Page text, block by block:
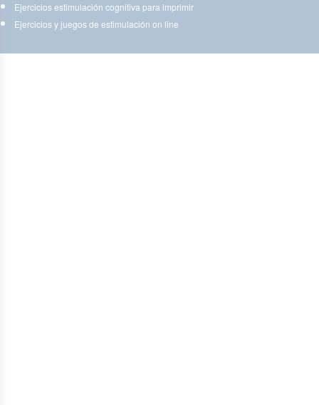
Ejercicios estimulación cognitiva para imprimir
Ejercicios y juegos de estimulación on line